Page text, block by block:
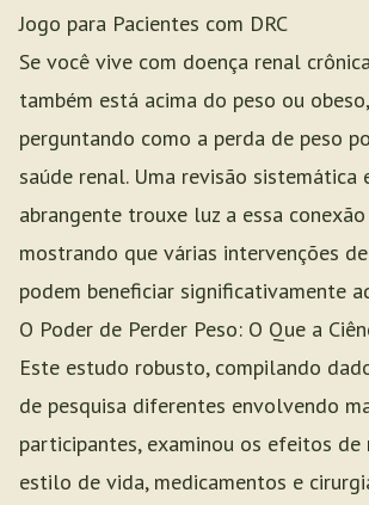
Jogo para Pacientes com DRC
Se você vive com doença renal
também está acima do peso ou
perguntando como a perda de peso
saúde renal. Uma revisão sistemática
abrangente trouxe luz a essa
mostrando que várias intervenções
podem beneficiar significativamente
O Poder de Perder Peso: O Que a
Este estudo robusto, compilando
de pesquisa diferentes envolvendo
participantes, examinou os efeitos de
estilo de vida, medicamentos e